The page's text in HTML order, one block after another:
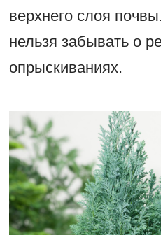
верхнего слоя
нельзя забывать о
опрыскиваниях.